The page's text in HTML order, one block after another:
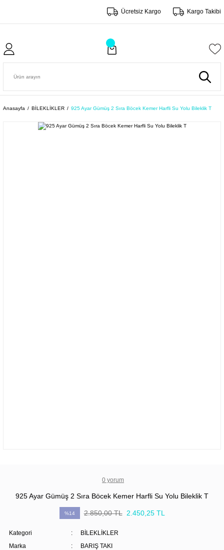
Ücretsiz Kargo Kargo Takibi
Anasayfa BİLEKLİKLER 925 Ayar Gümüş 2 Sıra Böcek Kemer Harfli Su Yolu Bileklik T
0 yorum
925 Ayar Gümüş 2 Sıra Böcek Kemer Harfli Su Yolu Bileklik T
%14 2.850,00 TL 2.450,25 TL
Kategori
BİLEKLİKLER
Marka
BARIŞ TAKI